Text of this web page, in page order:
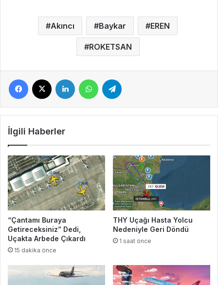
Akıncı Baykar EREN
ROKETSAN
Facebook LinkedIn WhatsApp
İlgili Haberler
“Çantamı Buraya
Getireceksiniz” Dedi,
Uçakta Arbede Çıkardı
15 dakika önce
THY Uçağı Hasta Yolcu
Nedeniyle Geri Döndü
1 saat önce